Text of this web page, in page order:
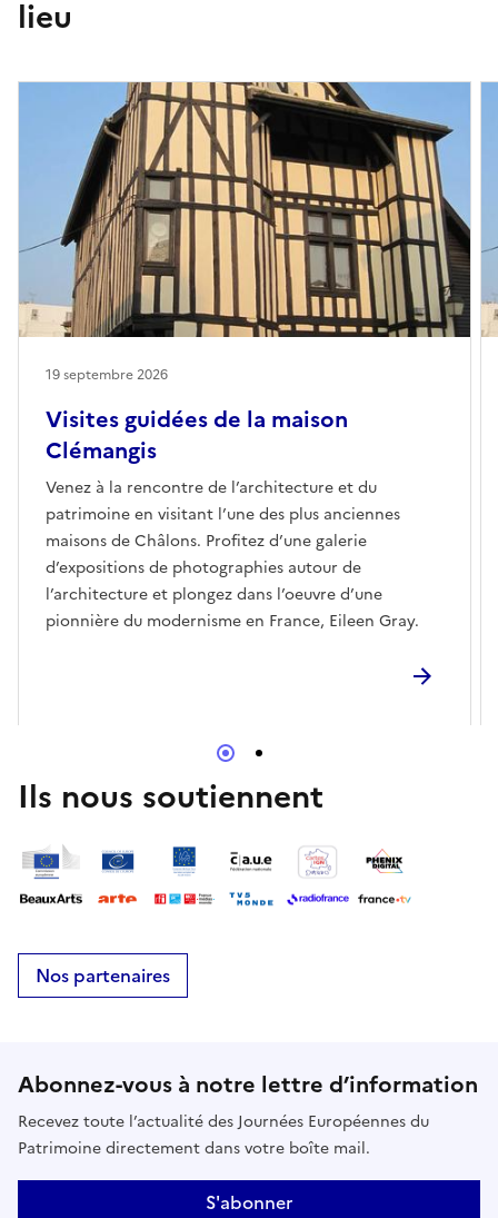
lieu
Visites guidées de la maison
Clémangis
Venez à la rencontre de l’architecture et du
patrimoine en visitant l’une des plus anciennes
maisons de Châlons. Profitez d’une galerie
d’expositions de photographies autour de
l’architecture et plongez dans l’oeuvre d’une
pionnière du modernisme en France, Eileen Gray.
19 septembre 2026
Ils nous soutiennent
Nos partenaires
Abonnez-vous à notre lettre d’information
Recevez toute l’actualité des Journées Européennes du
Patrimoine directement dans votre boîte mail.
S'abonner